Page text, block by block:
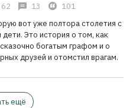
62 13
101
вот уже полтора столетия с
Это история о том, как
богатым графом и о
друзей и отомстил врагам.
ещё